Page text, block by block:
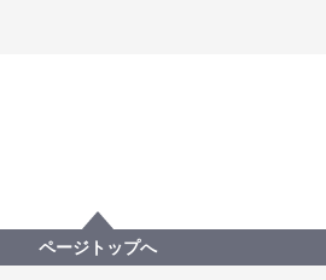
ページトップへ